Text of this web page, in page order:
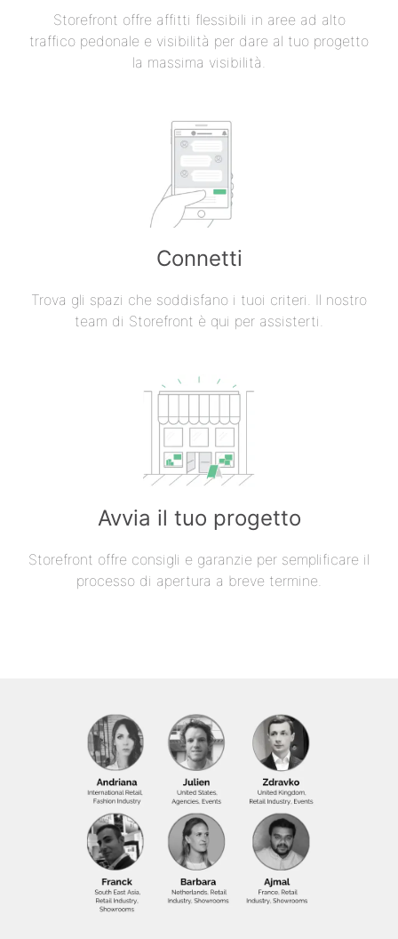
Storefront offre affitti flessibili in aree ad alto
traffico pedonale e visibilità per dare al tuo progetto
la massima visibilità.
Connetti
Trova gli spazi che soddisfano i tuoi criteri. Il nostro
team di Storefront è qui per assisterti.
Avvia il tuo progetto
Storefront offre consigli e garanzie per semplificare il
processo di apertura a breve termine.